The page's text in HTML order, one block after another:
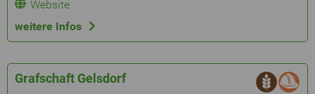
Website
weitere Infos
Grafschaft Gelsdorf